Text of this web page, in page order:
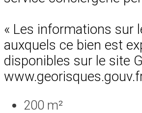
« Les informations sur
auxquels ce bien est
disponibles sur le site
200 m²